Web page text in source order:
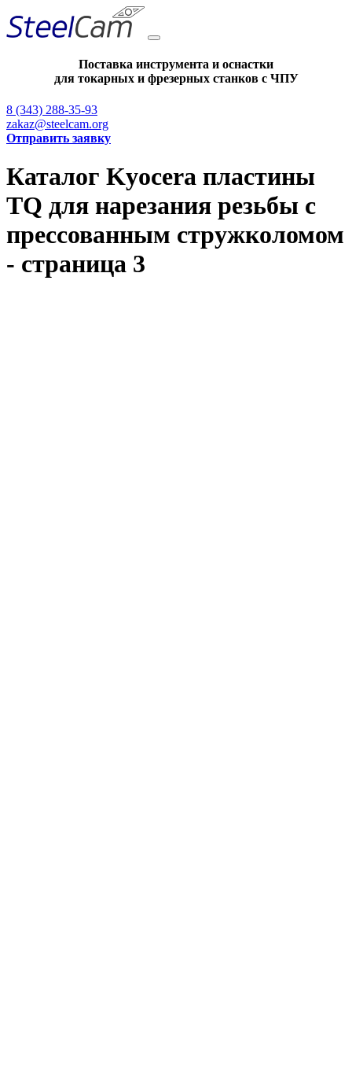
Поставка инструмента и оснастки
для токарных и фрезерных станков с ЧПУ
8 (343) 288-35-93
zakaz@steelcam.org
Отправить заявку
Каталог Kyocera пластины
TQ для нарезания резьбы c
прессованным стружколомом
- страница 3